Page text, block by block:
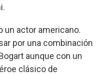
un actor americano.
por una combinación
aunque con un
clásico de